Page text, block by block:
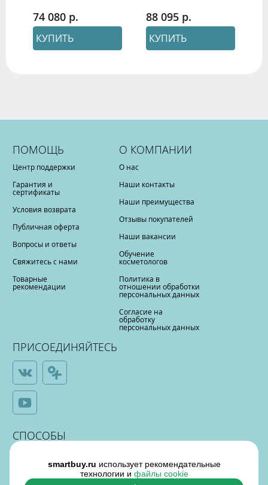
74 080
КУПИТЬ
88 095
КУПИТЬ
ПОМОЩЬ
Центр поддержки
Гарантия и
сертификаты
Условия возврата
Публичная оферта
Вопросы и ответы
Свяжитесь с нами
Товарные
рекомендации
О КОМПАНИИ
О нас
Наши контакты
Наши преимущества
Отзывы покупателей
Наши вакансии
Обучение
косметологов
Политика в
отношении обработки
персональных данных
Согласие на
обработку
персональных данных
ПРИСОЕДИНЯЙТЕСЬ
СПОСОБЫ
ОПЛАТЫ
smartbuy.ru использует рекомендательные
технологии и файлы cookie